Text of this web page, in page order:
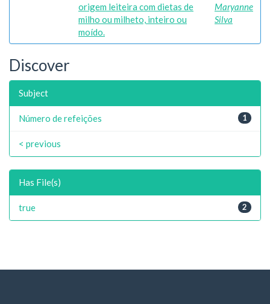
origem leiteira com dietas de
milho ou milheto, inteiro ou
moído.
Maryanne
Silva
Discover
Subject
1
Número de refeições
< previous
Has File(s)
2
true